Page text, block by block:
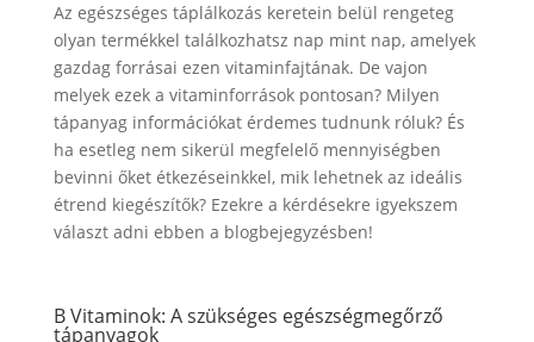
Az egészséges táplálkozás keretein belül rengeteg
olyan termékkel találkozhatsz nap mint nap, amelyek
gazdag forrásai ezen vitaminfajtának. De vajon
melyek ezek a vitaminforrások pontosan? Milyen
tápanyag információkat érdemes tudnunk róluk? És
ha esetleg nem sikerül megfelelő mennyiségben
bevinni őket étkezéseinkkel, mik lehetnek az ideális
étrend kiegészítők? Ezekre a kérdésekre igyekszem
választ adni ebben a blogbejegyzésben!
B Vitaminok: A szükséges egészségmegőrző
tápanyagok